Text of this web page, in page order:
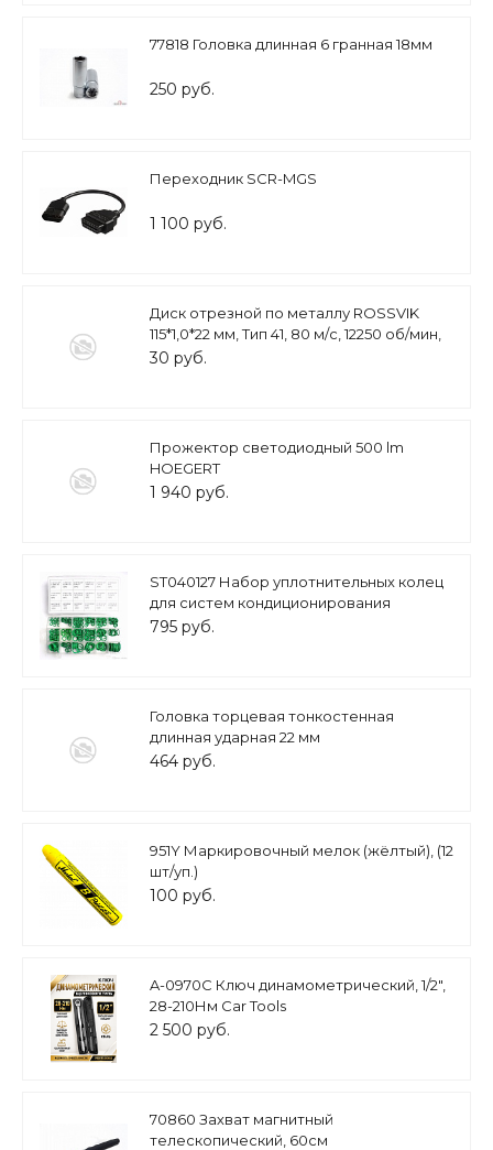
77818 Головка длинная 6 гранная 18мм
250 руб.
Переходник SCR-MGS
1 100 руб.
Диск отрезной по металлу ROSSVIK
115*1,0*22 мм, Тип 41, 80 м/с, 12250 об/мин,
оксид алюминия
30 руб.
Прожектор светодиодный 500 lm
HOEGERT
1 940 руб.
ST040127 Набор уплотнительных колец
для систем кондиционирования
795 руб.
Головка торцевая тонкостенная
длинная ударная 22 мм
464 руб.
951Y Маркировочный мелок (жёлтый), (12
шт/уп.)
100 руб.
A-0970C Ключ динамометрический, 1/2",
28-210Нм Car Tools
2 500 руб.
70860 Захват магнитный
телескопический, 60см